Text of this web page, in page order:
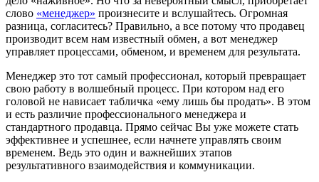
слово «менеджер» произнесите и вслушайтесь. Огромная
разница, согласитесь? Правильно, а все потому что продавец
производит всем нам известный обмен, а вот менеджер
управляет процессами, обменом, и временем для результата.
Менеджер это тот самый профессионал, который превращает
свою работу в волшебный процесс. При котором над его
головой не нависает табличка «ему лишь бы продать». В этом
и есть различие профессионального менеджера и
стандартного продавца. Прямо сейчас Вы уже можете стать
эффективнее и успешнее, если начнете управлять своим
временем. Ведь это один и важнейших этапов
результативного взаимодействия и коммуникации.